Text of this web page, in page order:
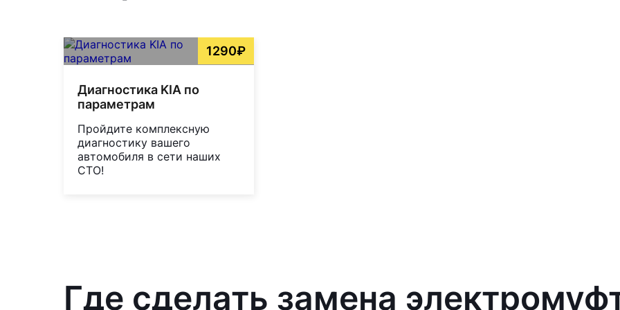
1290₽
Диагностика KIA по
параметрам
Пройдите комплексную
диагностику вашего
автомобиля в сети наших
СТО!
Где сделать замена